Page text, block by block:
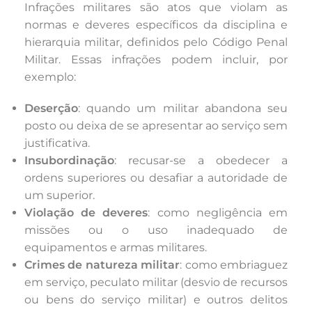
Infrações militares são atos que violam as
normas e deveres específicos da disciplina e
hierarquia militar, definidos pelo Código Penal
Militar. Essas infrações podem incluir, por
exemplo:
Deserção: quando um militar abandona seu
posto ou deixa de se apresentar ao serviço sem
justificativa.
Insubordinação: recusar-se a obedecer a
ordens superiores ou desafiar a autoridade de
um superior.
Violação de deveres: como negligência em
missões ou o uso inadequado de
equipamentos e armas militares.
Crimes de natureza militar: como embriaguez
em serviço, peculato militar (desvio de recursos
ou bens do serviço militar) e outros delitos